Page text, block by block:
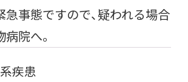
事態ですので、疑われる場合
院へ。
疾患